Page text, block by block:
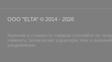
ООО "ELTA" © 2014 - 2026
Наличие и стоимость товаров уточняйте по
изменять технические характеристики и
уведомления.